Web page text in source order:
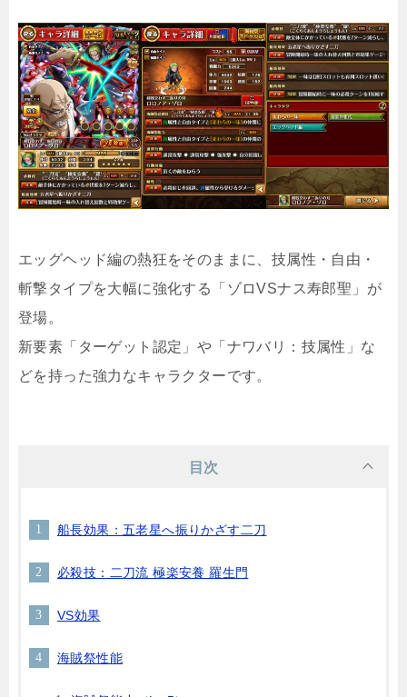
エッグヘッド編の熱狂をそのままに、技属性・自由・
斬撃タイプを大幅に強化する「ゾロVSナス寿郎聖」が
登場。
新要素「ターゲット認定」や「ナワバリ：技属性」な
どを持った強力なキャラクターです。
目次
船長効果：五老星へ振りかざす二刀
必殺技：二刀流 極楽安養 羅生門
VS効果
海賊祭性能